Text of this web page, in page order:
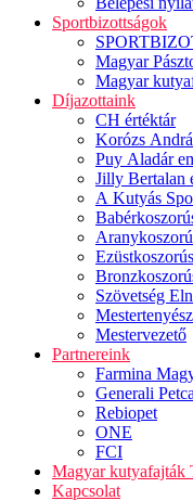
Sportbizottságok
Magyar
Magyar
Díjazottaink
CH értéktár
Korózs
Puy Aladár
Jilly Bertalan
A Kutyás
Szövetség
Mestervezető
Partnereink
Farmina
Generali
Rebiopet
ONE
FCI
Magyar kutyafajták
Kapcsolat